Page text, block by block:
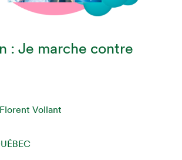
: Je marche contre
Florent Vollant